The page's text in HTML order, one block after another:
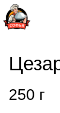
250 г